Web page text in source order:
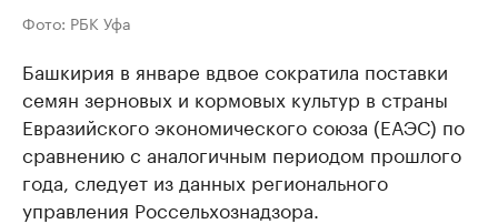
Фото: РБК Уфа
Башкирия в январе вдвое сократила поставки
семян зерновых и кормовых культур в страны
Евразийского экономического союза (ЕАЭС) по
сравнению с аналогичным периодом прошлого
года, следует из данных регионального
управления Россельхознадзора.